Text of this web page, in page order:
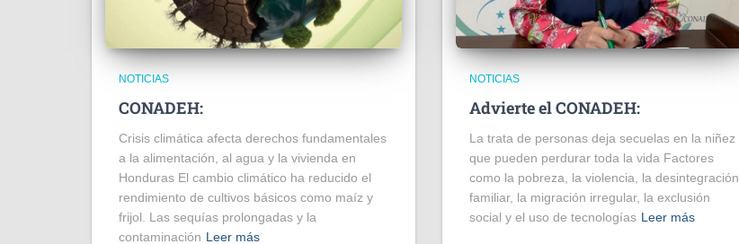
NOTICIAS
CONADEH:
Crisis climática afecta derechos fundamentales
a la alimentación, al agua y la vivienda en
Honduras El cambio climático ha reducido el
rendimiento de cultivos básicos como maíz y
frijol. Las sequías prolongadas y la
contaminación Leer más
NOTICIAS
Advierte el CONADEH:
La trata de personas deja secuelas en la niñez
que pueden perdurar toda la vida Factores
como la pobreza, la violencia, la desintegración
familiar, la migración irregular, la exclusión
social y el uso de tecnologías Leer más